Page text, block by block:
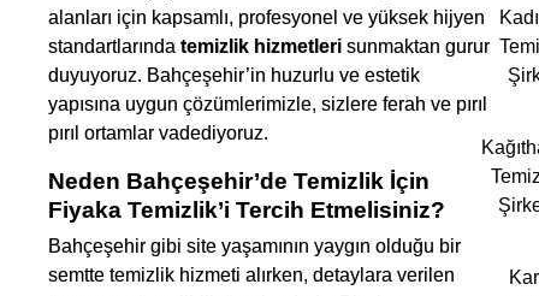
alanları için kapsamlı, profesyonel ve yüksek hijyen
standartlarında temizlik hizmetleri sunmaktan gurur
duyuyoruz. Bahçeşehir’in huzurlu ve estetik
yapısına uygun çözümlerimizle, sizlere ferah ve pırıl
pırıl ortamlar vadediyoruz.
Neden Bahçeşehir’de Temizlik İçin
Fiyaka Temizlik’i Tercih Etmelisiniz?
Bahçeşehir gibi site yaşamının yaygın olduğu bir
semtte temizlik hizmeti alırken, detaylara verilen